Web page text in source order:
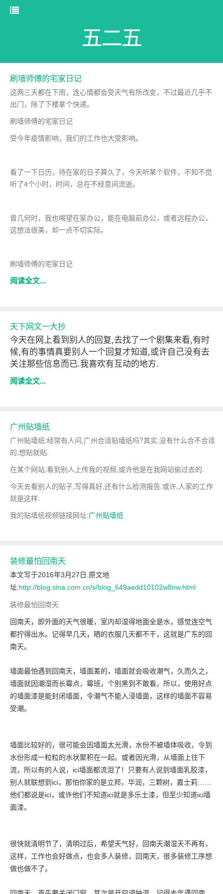
五二五
刷墙师傅的宅家日记
这两三天都在下雨，连心情都会受天气有所改变，不过最近几乎不
出门，除了下楼拿个快递。
刷墙师傅的宅家日记
受今年疫情影响，我们的工作也大受影响。
看了一下日历，待在家的日子算久了，今天听某个软件，不知不觉
听了4个小时，时间，总在不经意间流逝。
曾几何时，我也喝望在家办公，能在电脑前办公，或者远程办公，
这想法很美，却一点不切实际。
刷墙师傅的宅家日记
阅读全文...
天下网文一大抄
今天在网上看到别人的回复,去找了一个剧集来看,有时
候,有的事情真要别人一个回复才知道,或许自己没有去
关注那些信息而已.我喜欢有互动的地方.
阅读全文...
广州贴墙纸
广州贴墙纸:经常有人问,广州合适贴墙纸吗?其实,没有什么合不合适
的,想贴就贴.
在某个网站,看到别人上传我的视频,或许他是在我网站偷过去的.
今天去看别人的贴子,写得真好,还有什么检测报告.或许,人家的工作
就是这样.
我的贴墙纸视频链接网址:广州贴墙纸
装修最怕回南天
本文写于2016年3月27日.原文地
址:http://blog.sina.com.cn/s/blog_649aedd10102w8nw.html
装修最怕回南天
回南天，即外面的天气很暖，室内却湿得地面全是水，感觉连空气
都拧得出水。记得早几天，晒的衣服几天都不干，这就是广东的回
南天。
墙面最怕遇到回南天，墙面差的，墙面就会吸收潮气，久而久之，
墙面就因潮湿而长霉点，霉班，个别黑到不敢看，所以，使用好点
的墙面漆是能封闭墙面，令潮气不能入浸墙面，这样的墙面不容易
受潮。
墙面比较好的，很可能会因墙面太光滑，水份不被墙体吸收，令到
水份形成一粒粒的水状聚积在一起。或者因光滑，从墙面上往下
流，所以有的人说，ici墙面都流泪了！只要有人说到墙面乳胶漆，
别人就联想到ici，那怕你家的是立邦，华润，三颗树，嘉士莉……
他们都说是ici，或许他们不知道ici就是多乐士漆，但至少知道ici墙
面漆。
很快就清明节了，清明过后，希望天气好，回南天潮湿天不再有，
这样，工作也会好做点，也会多人装修，回南天，很多装修工序想
做也做不了。